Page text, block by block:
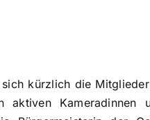
kürzlich die
aktiven Kameradinnen